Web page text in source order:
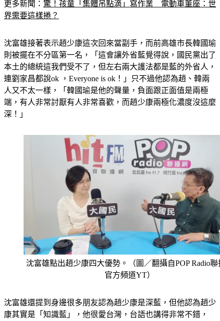
更多新聞： 驚！孩童「集體吊點滴」寫作業　電動車董座：世
界需要這樣捲？
沈富雄接著表示趙少康這次回來當副手，而前高雄市長韓國瑜
則被擺在不分區第一名，「這會讓外省藍覺得說，國民黨出了
本土的總統這我們受不了，但左右兩大護法都是藍的外省人，
連劉家昌都說ok ，Everyone is ok！」只不過他認為趙、韓兩
人又不太一樣，「韓國瑜是他的聲量，負面跟正面值是兩極
端，有人非常討厭有人非常喜歡，而趙少康兩極化濃度沒這麼
深！」
沈富雄點出趙少康四大優勢。（圖／翻攝自POP Radio聯
官方頻道YT）
沈富雄還提到身邊很多朋友認為趙少康是深藍，但他認為趙少
康其實是「知識藍」，他很愛台灣，台語也講得非常不錯，